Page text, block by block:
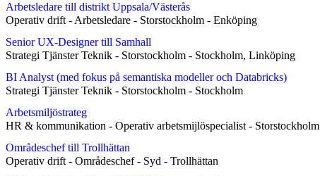
Arbetsledare till distrikt Uppsala/Västerås
Operativ drift - Arbetsledare - Storstockholm - Enköping
Senior UX-Designer till Samhall
Strategi Tjänster Teknik - Storstockholm - Stockholm, Linköping
BI Analyst (med fokus på semantiska modeller och Databricks)
Strategi Tjänster Teknik - Storstockholm - Stockholm
Arbetsmiljöstrateg
HR & kommunikation - Operativ arbetsmijlöspecialist - Storstockholm
Områdeschef till Trollhättan
Operativ drift - Områdeschef- Syd - Trollhättan